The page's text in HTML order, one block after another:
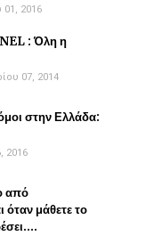
01, 2016
: Όλη η
07, 2014
στην Ελλάδα:
2016
από
όταν μάθετε το